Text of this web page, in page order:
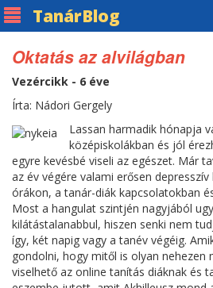
TanárBlog
Oktatás az alvilágban
Vezércikk - 6 éve
Írta: Nádori Gergely
Lassan harmadik hónapja
középiskolákban és jól
egyre kevésbé viseli az egészet. Már
az év végére valami erősen
órákon, a tanár-diák kapcsolatokban
Most a hangulat szintjén nagyjából
kilátástalanabbul, hiszen senki nem
így, két napig vagy a tanév végéig.
gondolni, hogy mitől is olyan nehezen
viselhető az online tanítás diáknak és